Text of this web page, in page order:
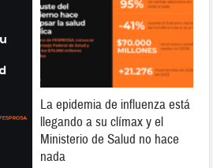
La epidemia de influenza está
llegando a su clímax y el
Ministerio de Salud no hace
nada